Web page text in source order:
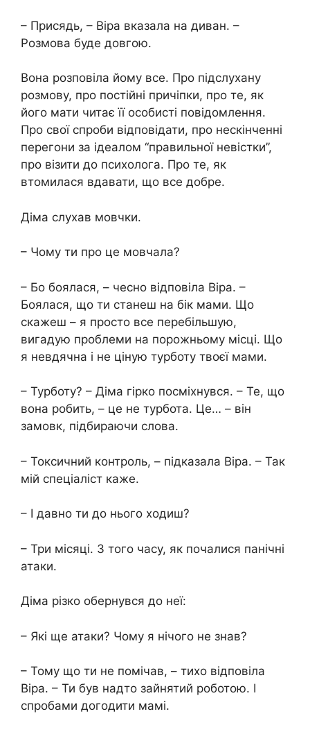
– Присядь, – Віра вказала на диван. –
Розмова буде довгою.
Вона розповіла йому все. Про підслухану
розмову, про постійні причіпки, про те, як
його мати читає її особисті повідомлення.
Про свої спроби відповідати, про нескінченні
перегони за ідеалом “правильної невістки”,
про візити до психолога. Про те, як
втомилася вдавати, що все добре.
Діма слухав мовчки.
– Чому ти про це мовчала?
– Бо боялася, – чесно відповіла Віра. –
Боялася, що ти станеш на бік мами. Що
скажеш – я просто все перебільшую,
вигадую проблеми на порожньому місці. Що
я невдячна і не ціную турботу твоєї мами.
– Турботу? – Діма гірко посміхнувся. – Те, що
вона робить, – це не турбота. Це… – він
замовк, підбираючи слова.
– Токсичний контроль, – підказала Віра. – Так
мій спеціаліст каже.
– І давно ти до нього ходиш?
– Три місяці. З того часу, як почалися панічні
атаки.
Діма різко обернувся до неї:
– Які ще атаки? Чому я нічого не знав?
– Тому що ти не помічав, – тихо відповіла
Віра. – Ти був надто зайнятий роботою. І
спробами догодити мамі.